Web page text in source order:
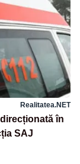
Realitatea.NET
în
SAJ